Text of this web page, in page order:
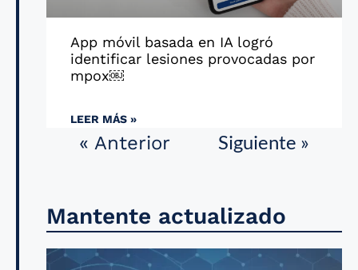
App móvil basada en IA logró
identificar lesiones provocadas por
mpox￼
LEER MÁS »
« Anterior Siguiente »
Mantente actualizado